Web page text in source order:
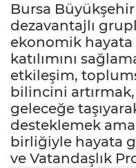
Bursa
dezavantajlı
ekonomik
katılımını
etkileşim,
bilincini
geleceğe
desteklemek
birliğiyle hayata
ve Vatandaşlık